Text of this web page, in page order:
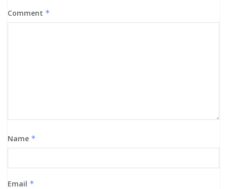
Comment *
Name *
Email *